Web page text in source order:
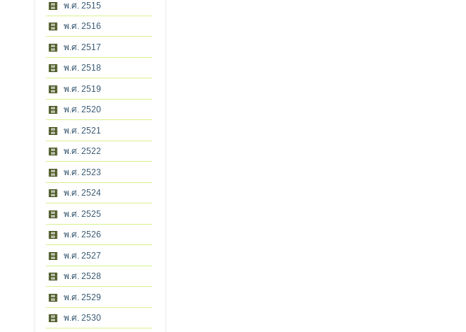
พ.ศ. 2515
พ.ศ. 2516
พ.ศ. 2517
พ.ศ. 2518
พ.ศ. 2519
พ.ศ. 2520
พ.ศ. 2521
พ.ศ. 2522
พ.ศ. 2523
พ.ศ. 2524
พ.ศ. 2525
พ.ศ. 2526
พ.ศ. 2527
พ.ศ. 2528
พ.ศ. 2529
พ.ศ. 2530